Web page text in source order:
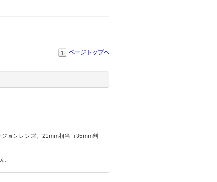
ページトップヘ
ョンレンズ。21mm相当（35mm判
。